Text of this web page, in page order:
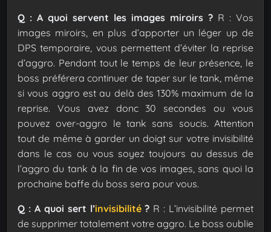
Q : A quoi servent les images miroirs ? R : Vos
images miroirs, en plus d’apporter un léger up de
DPS temporaire, vous permettent d’éviter la reprise
d’aggro. Pendant tout le temps de leur présence, le
boss préférera continuer de taper sur le tank, même
si vous aggro est au delà des 130% maximum de la
reprise. Vous avez donc 30 secondes ou vous
pouvez over-aggro le tank sans soucis. Attention
tout de même à garder un doigt sur votre invisibilité
dans le cas ou vous soyez toujours au dessus de
l’aggro du tank à la fin de vos images, sans quoi la
prochaine baffe du boss sera pour vous.
Q : A quoi sert l’invisibilité? R : L’invisibilité permet
de supprimer totalement votre aggro. Le boss oublie